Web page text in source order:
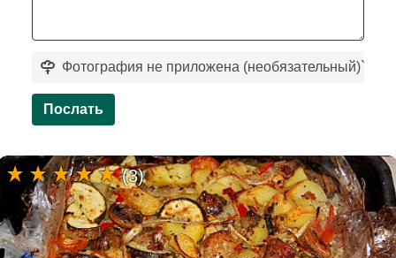
Фотография не приложена (необязательный)`
Послать
(3)